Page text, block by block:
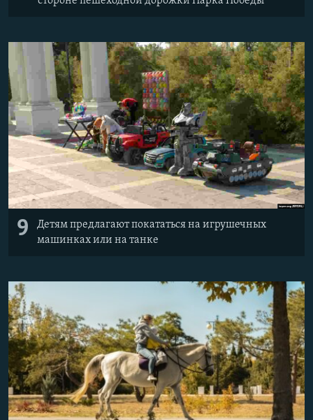
9
Детям предлагают покататься на игрушечных
машинках или на танке